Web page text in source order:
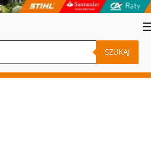
SZUKAJ